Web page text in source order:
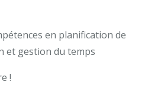
en planification de
et gestion du temps
!